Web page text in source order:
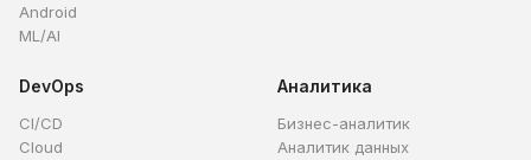
Android
ML/AI
DevOps
CI/CD
Cloud
Аналитика
Бизнес-аналитик
Аналитик данных